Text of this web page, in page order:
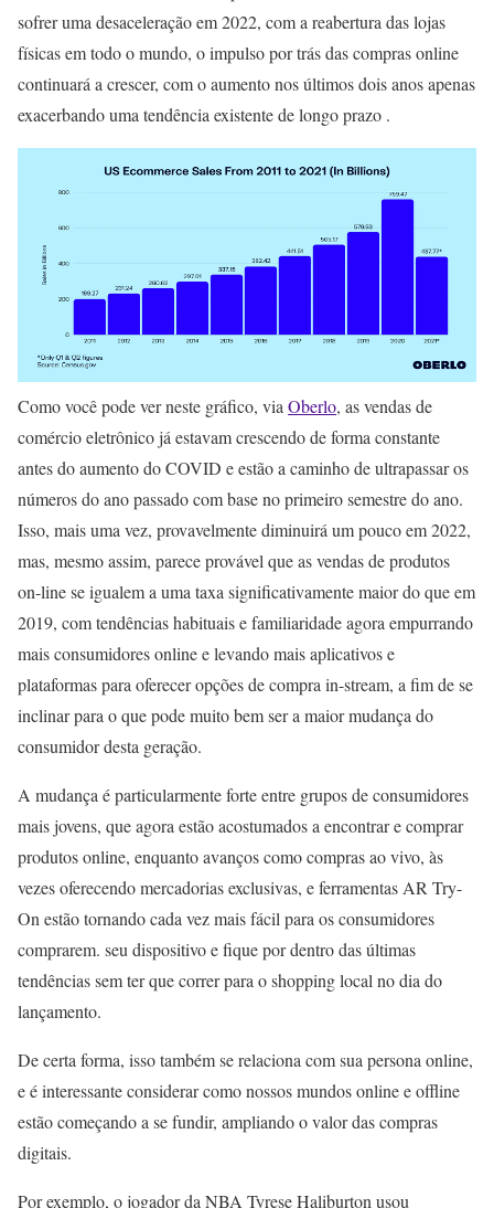
sofrer uma desaceleração em 2022, com a reabertura das lojas
físicas em todo o mundo, o impulso por trás das compras online
continuará a crescer, com o aumento nos últimos dois anos apenas
exacerbando uma tendência existente de longo prazo .
Como você pode ver neste gráfico, via Oberlo, as vendas de
comércio eletrônico já estavam crescendo de forma constante
antes do aumento do COVID e estão a caminho de ultrapassar os
números do ano passado com base no primeiro semestre do ano.
Isso, mais uma vez, provavelmente diminuirá um pouco em 2022,
mas, mesmo assim, parece provável que as vendas de produtos
on-line se igualem a uma taxa significativamente maior do que em
2019, com tendências habituais e familiaridade agora empurrando
mais consumidores online e levando mais aplicativos e
plataformas para oferecer opções de compra in-stream, a fim de se
inclinar para o que pode muito bem ser a maior mudança do
consumidor desta geração.
A mudança é particularmente forte entre grupos de consumidores
mais jovens, que agora estão acostumados a encontrar e comprar
produtos online, enquanto avanços como compras ao vivo, às
vezes oferecendo mercadorias exclusivas, e ferramentas AR Try-
On estão tornando cada vez mais fácil para os consumidores
comprarem. seu dispositivo e fique por dentro das últimas
tendências sem ter que correr para o shopping local no dia do
lançamento.
De certa forma, isso também se relaciona com sua persona online,
e é interessante considerar como nossos mundos online e offline
estão começando a se fundir, ampliando o valor das compras
digitais.
Por exemplo, o jogador da NBA Tyrese Haliburton usou